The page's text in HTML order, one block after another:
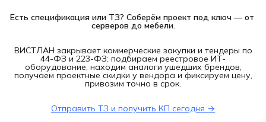
Более 100 000 позиций в наличии и под заказ
Есть спецификация или ТЗ? Соберём проект под ключ — от
серверов до мебели.
ВИСТЛАН закрывает коммерческие закупки и тендеры по
44-ФЗ и 223-ФЗ: подбираем реестровое ИТ-
оборудование, находим аналоги ушедших брендов,
получаем проектные скидки у вендора и фиксируем цену,
привозим точно в срок.
Отправить ТЗ и получить КП сегодня →